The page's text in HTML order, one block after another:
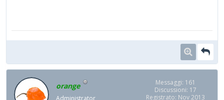
orange
Administrator
Messaggi: 161
Discussioni: 17
Registrato: Nov 2013